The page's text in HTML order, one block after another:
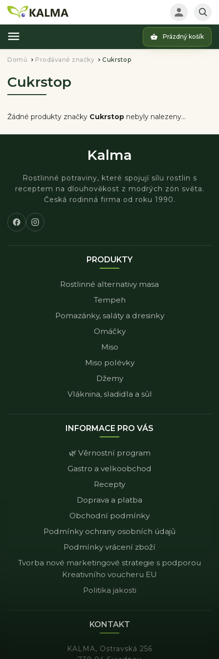
Prázdný košík
Domů / Prodávané značky / Cukrstop
Cukrstop
Žádné produkty značky Cukrstop nebyly nalezeny...
Kalma
Rostlinné potraviny, které spojují sílu rostlin s
receptem na dlouhověkost z modrých zón světa.
Česká rodinná firma od roku 1990.
PRODUKTY
Rostlinné alternativy masa
Tempeh
Pomazánky, saláty a dresinky
Omáčky
Miso
Miso polévky
Džemy
Vláknina, sladidla a sůl
INFORMACE PRO VÁS
🌿 Věrnostní program
Gastro a velkoobchod
Recepty
Doprava a platba
Obchodní podmínky
Podmínky ochrany osobních údajů
Podmínky vrácení zboží
Tvorba nové marketingové strategie s podporou
Kreativního voucheru EU
Politika jakosti
KONTAKT
KALMA, Ostravská 256